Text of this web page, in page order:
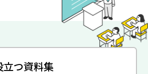
つ資料集